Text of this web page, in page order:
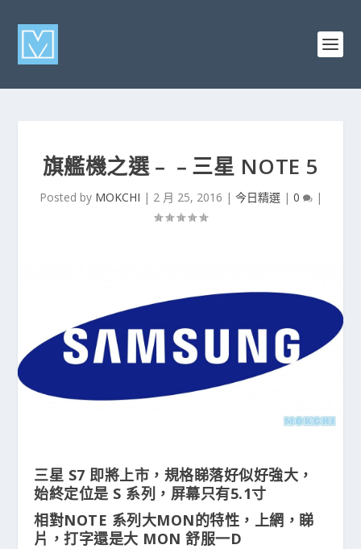
旗艦機之選﹣﹣三星 NOTE 5
Posted by MOKCHI | 2 月 25, 2016 | 今日精選| 0 |
三星 S7 即將上市，規格睇落好似好強大，
始終定位是 S 系列，屏幕只有5.1寸
相對NOTE 系列大MON的特性，上網，睇
片，打字還是大 MON 舒服一D